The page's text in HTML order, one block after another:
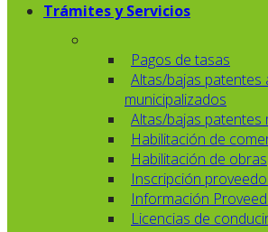
Trámites y Servicios
Pagos de tasas
Altas/bajas
municipalizados
Altas/bajas patentes
Habilitación de
Habilitación de obras
Inscripción
Información
Licencias de